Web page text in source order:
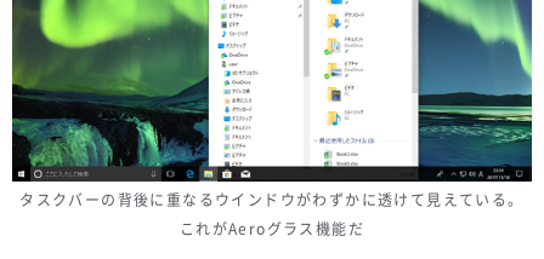
タスクバーの背後に重なるウインドウがわずかに透けて見えている。
これがAeroグラス機能だ